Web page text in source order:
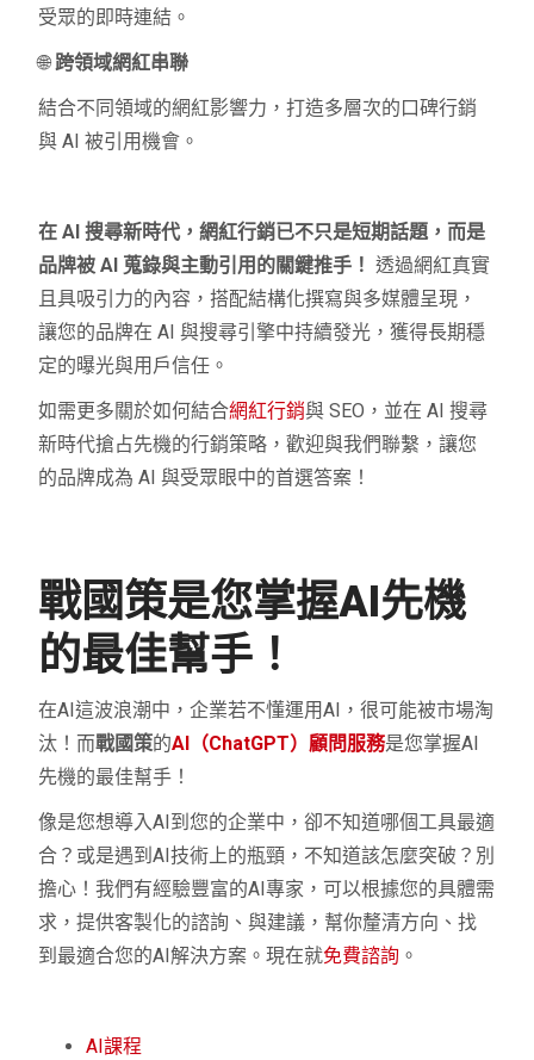
受眾的即時連結。
🌐跨領域網紅串聯
結合不同領域的網紅影響力，打造多層次的口碑行銷
與 AI 被引用機會。
在 AI 搜尋新時代，網紅行銷已不只是短期話題，而是
品牌被 AI 蒐錄與主動引用的關鍵推手！ 透過網紅真實
且具吸引力的內容，搭配結構化撰寫與多媒體呈現，
讓您的品牌在 AI 與搜尋引擎中持續發光，獲得長期穩
定的曝光與用戶信任。
如需更多關於如何結合網紅行銷與 SEO，並在 AI 搜尋
新時代搶占先機的行銷策略，歡迎與我們聯繫，讓您
的品牌成為 AI 與受眾眼中的首選答案！
戰國策是您掌握AI先機
的最佳幫手！
在AI這波浪潮中，企業若不懂運用AI，很可能被市場淘
汰！而戰國策的AI（ChatGPT）顧問服務是您掌握AI
先機的最佳幫手！
像是您想導入AI到您的企業中，卻不知道哪個工具最適
合？或是遇到AI技術上的瓶頸，不知道該怎麼突破？別
擔心！我們有經驗豐富的AI專家，可以根據您的具體需
求，提供客製化的諮詢、與建議，幫你釐清方向、找
到最適合您的AI解決方案。現在就免費諮詢 。
AI課程